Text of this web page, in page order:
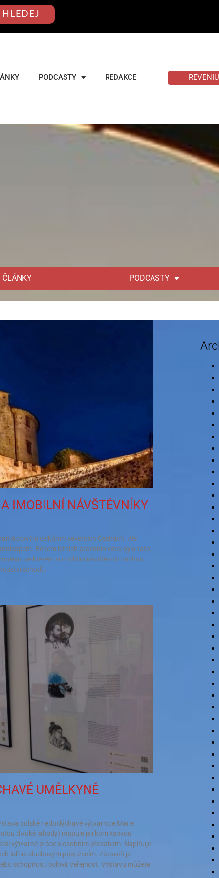
HLEDEJ
PODCASTY REDAKCE
ČLÁNKY PODCASTY
IMOBILNÍ NÁVŠTĚVNÍKY
celkům v severních Čechách. Ale
Během letních prázdnin však byla tato
ve kterém si imobilní návštěvníci mohou
schodů.
UMĚLKYNĚ
polské nedoslýchavé výtvarnice Marie
divoké jahody) mapuje její komiksovou
výtvarné práce s osobním přesahem. Naplňuje
lidí se sluchovým postižením. Zároveň je
schopnosti oslovit veřejnost. Výstavu můžete